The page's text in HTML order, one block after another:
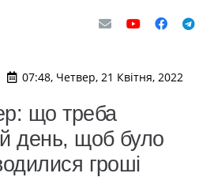
07:48, Четвер, 21 Квітня, 2022
що треба
день, щоб було
гроші